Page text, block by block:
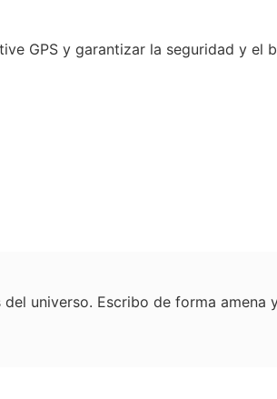
GPS y garantizar la seguridad y el
universo. Escribo de forma amena